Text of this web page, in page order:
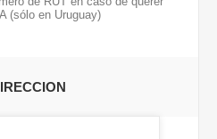
(sólo en Uruguay)